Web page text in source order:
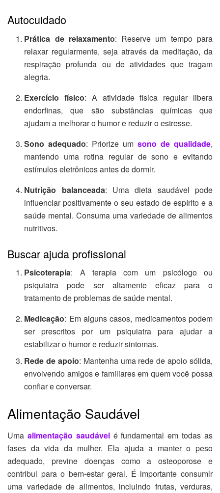
Autocuidado
Prática de relaxamento: Reserve um tempo para
relaxar regularmente, seja através da meditação, da
respiração profunda ou de atividades que tragam
alegria.
Exercício físico: A atividade física regular libera
endorfinas, que são substâncias químicas que
ajudam a melhorar o humor e reduzir o estresse.
Sono adequado: Priorize umsono de qualidade,
mantendo uma rotina regular de sono e evitando
estímulos eletrônicos antes de dormir.
Nutrição balanceada: Uma dieta saudável pode
influenciar positivamente o seu estado de espírito e a
saúde mental. Consuma uma variedade de alimentos
nutritivos.
Buscar ajuda profissional
Psicoterapia: A terapia com um psicólogo ou
psiquiatra pode ser altamente eficaz para o
tratamento de problemas de saúde mental.
Medicação: Em alguns casos, medicamentos podem
ser prescritos por um psiquiatra para ajudar a
estabilizar o humor e reduzir sintomas.
Rede de apoio: Mantenha uma rede de apoio sólida,
envolvendo amigos e familiares em quem você possa
confiar e conversar.
Alimentação Saudável
Uma alimentação saudávelé fundamental em todas as
fases da vida da mulher. Ela ajuda a manter o peso
adequado, previne doenças como a osteoporose e
contribui para o bem-estar geral. É importante consumir
uma variedade de alimentos, incluindo frutas, verduras,